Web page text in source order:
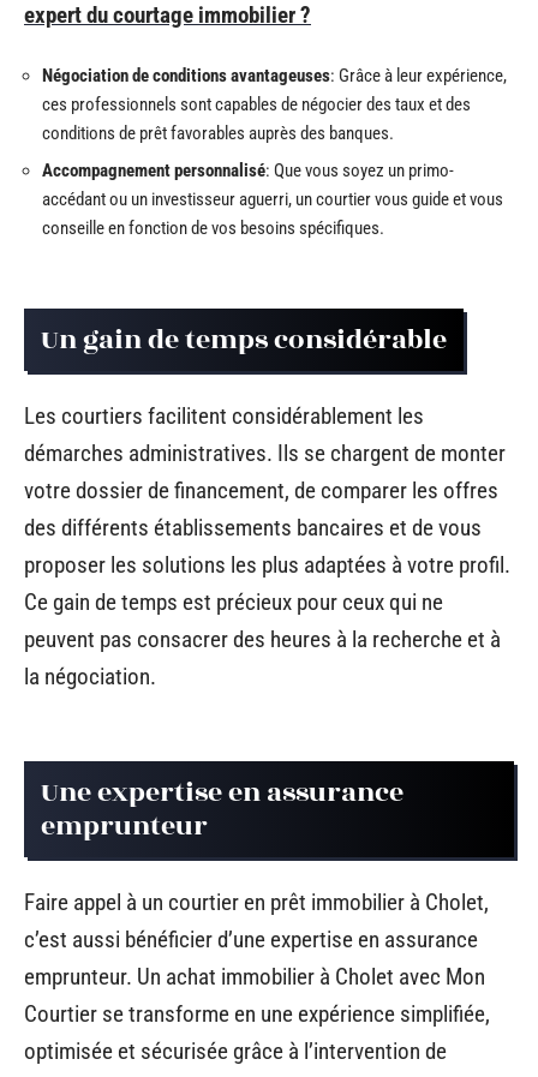
expert du courtage immobilier ?
Négociation de conditions avantageuses: Grâce à leur expérience,
ces professionnels sont capables de négocier des taux et des
conditions de prêt favorables auprès des banques.
Accompagnement personnalisé: Que vous soyez un primo-
accédant ou un investisseur aguerri, un courtier vous guide et vous
conseille en fonction de vos besoins spécifiques.
Un gain de temps considérable
Les courtiers facilitent considérablement les
démarches administratives. Ils se chargent de monter
votre dossier de financement, de comparer les offres
des différents établissements bancaires et de vous
proposer les solutions les plus adaptées à votre profil.
Ce gain de temps est précieux pour ceux qui ne
peuvent pas consacrer des heures à la recherche et à
la négociation.
Une expertise en assurance
emprunteur
Faire appel à un courtier en prêt immobilier à Cholet,
c’est aussi bénéficier d’une expertise en assurance
emprunteur. Un achat immobilier à Cholet avec Mon
Courtier se transforme en une expérience simplifiée,
optimisée et sécurisée grâce à l’intervention de